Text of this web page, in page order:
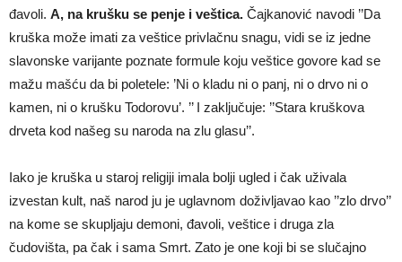
đavoli. A, na krušku se penje i veštica. Čajkanović navodi ’’Da
kruška može imati za veštice privlačnu snagu, vidi se iz jedne
slavonske varijante poznate formule koju veštice govore kad se
mažu mašću da bi poletele: ’Ni o kladu ni o panj, ni o drvo ni o
kamen, ni o krušku Todorovu’. ’’ I zaključuje: ’’Stara kruškova
drveta kod našeg su naroda na zlu glasu’’.
Iako je kruška u staroj religiji imala bolji ugled i čak uživala
izvestan kult, naš narod ju je uglavnom doživljavao kao ’’zlo drvo’’
na kome se skupljaju demoni, đavoli, veštice i druga zla
čudovišta, pa čak i sama Smrt. Zato je one koji bi se slučajno